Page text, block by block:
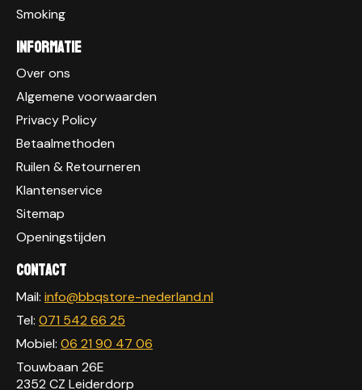
Smoking
Informatie
Over ons
Algemene voorwaarden
Privacy Policy
Betaalmethoden
Ruilen & Retourneren
Klantenservice
Sitemap
Openingstijden
Contact
Mail: info@bbqstore-nederland.nl
Tel: 071 542 66 25
Mobiel: 06 21 90 47 06
Touwbaan 26E
2352 CZ Leiderdorp